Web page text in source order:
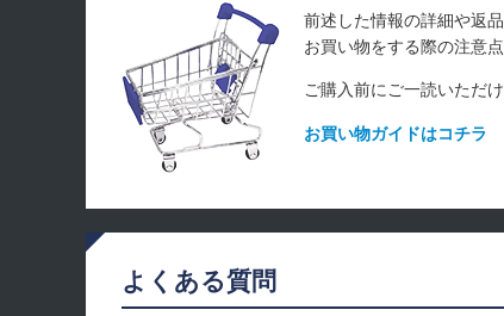
前述した情報の詳細や返
お買い物をする際の注意
ご購入前にご一読いただ
お買い物ガイドはコチラ
よくある質問